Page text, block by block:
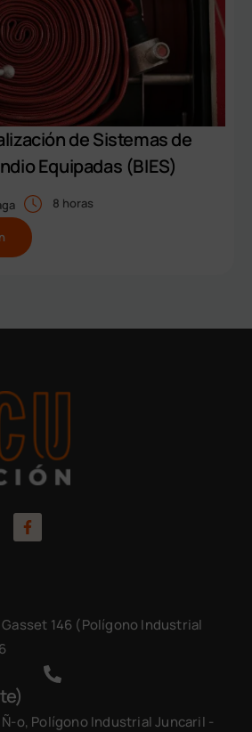
de Sistemas de
Equipadas (BIES)
8 horas
146 (Polígono Industrial
o, Polígono Industrial Juncaril -